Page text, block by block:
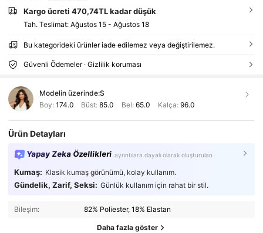
Kargo ücreti 470,74TL kadar düşük
Tah. Teslimat: Ağustos 15 - Ağustos 18
Bu kategorideki ürünler iade edilemez veya değiştirilemez.
Güvenli Ödemeler · Gizlilik koruması
Modelin üzerinde:S
Boy: 174.0 Büst:85.0 Bel: 65.0 Kalça: 96.0
Ürün Detayları
Yapay Zeka Özellikleri ayrıntılara dayalı olarak oluşturulan
Kumaş: Klasik kumaş görünümü, kolay kullanım.
Gündelik, Zarif, Seksi: Günlük kullanım için rahat bir stil.
Bileşim: 82% Poliester, 18% Elastan
Daha fazla göster